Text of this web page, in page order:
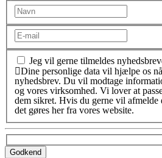
Jeg vil gerne tilmeldes
Dine personlige data vil hjælpe os
nyhedsbrev. Du vil modtage
og vores virksomhed. Vi lover at
dem sikret. Hvis du gerne vil afmelde
det gøres her fra vores website.
Godkend